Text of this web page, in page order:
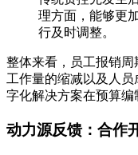
理方面，能够更
行及时调整。
整体来看，员工报销
工作量的缩减以及人
字化解决方案在预算编
动力源反馈：合作